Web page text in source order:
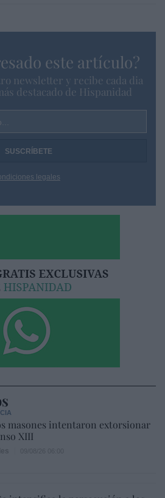
este artículo?
newsletter y recibe cada dia
destacado de Hispanidad
legales
masones intentaron extorsionar
XIII